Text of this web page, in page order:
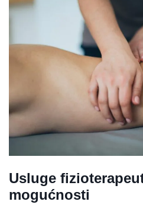
Usluge
mogućnosti